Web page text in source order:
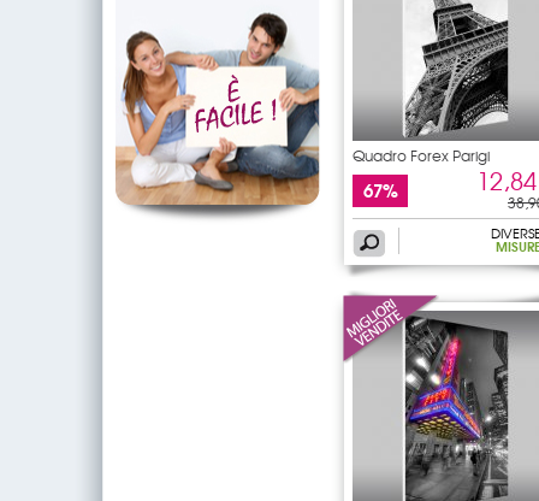
Quadro Forex Parigi
67%